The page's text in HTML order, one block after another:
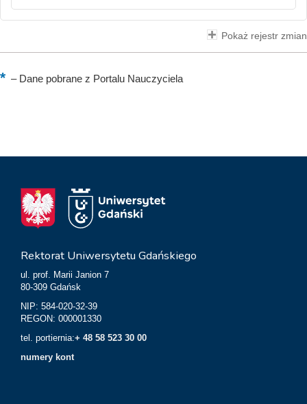
Pokaż rejestr zmian
–Dane pobrane z Portalu Nauczyciela
Rektorat Uniwersytetu Gdańskiego
ul. prof. Marii Janion 7
80-309 Gdańsk
NIP: 584-020-32-39
REGON: 000001330
tel. portiernia:+ 48 58 523 30 00
numery kont